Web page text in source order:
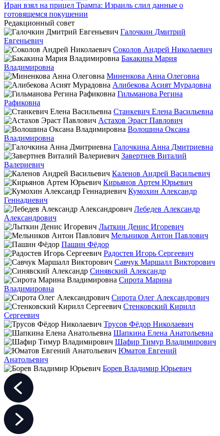
Иран взял на прицел Трампа: Израиль слил данные о
готовящемся покушении
Редакционный совет
Галочкин Дмитрий
Евгеньевич
Соколов Андрей Николаевич
Бакакина Мария
Владимировна
Миненкова Анна Олеговна
Алибекова Асият Мурадовна
Гильманова Регина
Рафиковна
Станкевич Елена Васильевна
Астахов Эраст Павлович
Волошина Оксана
Владимировна
Галочкина Анна Дмитриевна
Завертнев Виталий
Валериевич
Каленов Андрей Васильевич
Кирьянов Артем Юрьевич
Кумохин Александр
Геннадиевич
Лебедев Александр
Александрович
Лыткин Денис Игоревич
Мельников Антон Павлович
Пашин Фёдор
Радостев Игорь Сергеевич
Савчук Маршалл Викторович
Синявский Александр
Сирота Марина
Владимировна
Сирота Олег Александрович
Стенковский Кирилл
Сергеевич
Трусов Фёдор Николаевич
Шапкина Елена Анатольевна
Шафир Тимур Владимирович
Юматов Евгений
Анатольевич
Борев Владимир Юрьевич